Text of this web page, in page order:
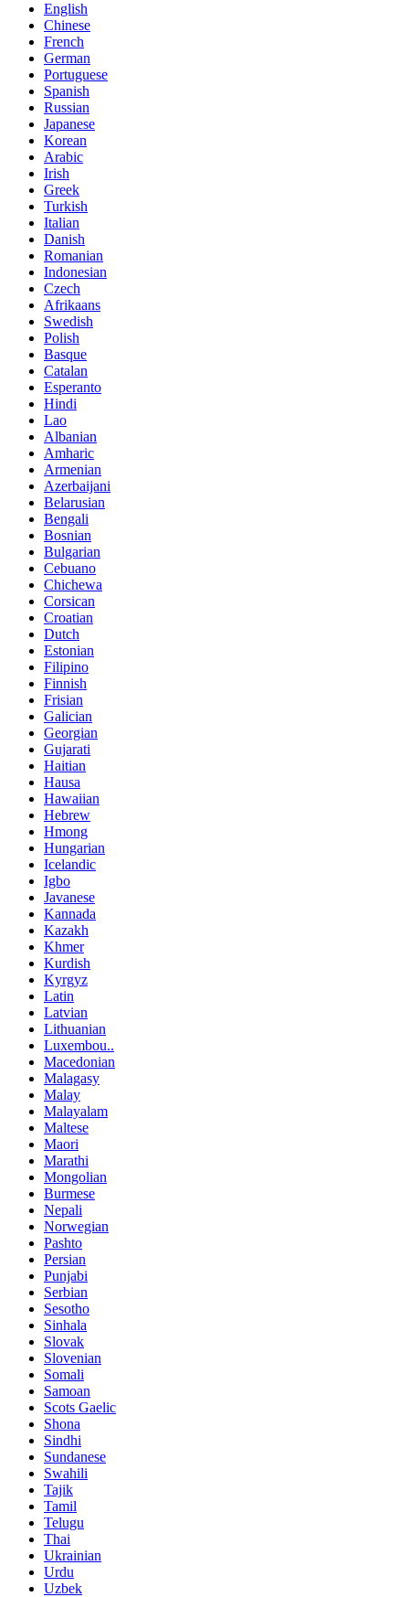
English
Chinese
French
German
Portuguese
Spanish
Russian
Japanese
Korean
Arabic
Irish
Greek
Turkish
Italian
Danish
Romanian
Indonesian
Czech
Afrikaans
Swedish
Polish
Basque
Catalan
Esperanto
Hindi
Lao
Albanian
Amharic
Armenian
Azerbaijani
Belarusian
Bengali
Bosnian
Bulgarian
Cebuano
Chichewa
Corsican
Croatian
Dutch
Estonian
Filipino
Finnish
Frisian
Galician
Georgian
Gujarati
Haitian
Hausa
Hawaiian
Hebrew
Hmong
Hungarian
Icelandic
Igbo
Javanese
Kannada
Kazakh
Khmer
Kurdish
Kyrgyz
Latin
Latvian
Lithuanian
Luxembou..
Macedonian
Malagasy
Malay
Malayalam
Maltese
Maori
Marathi
Mongolian
Burmese
Nepali
Norwegian
Pashto
Persian
Punjabi
Serbian
Sesotho
Sinhala
Slovak
Slovenian
Somali
Samoan
Scots Gaelic
Shona
Sindhi
Sundanese
Swahili
Tajik
Tamil
Telugu
Thai
Ukrainian
Urdu
Uzbek